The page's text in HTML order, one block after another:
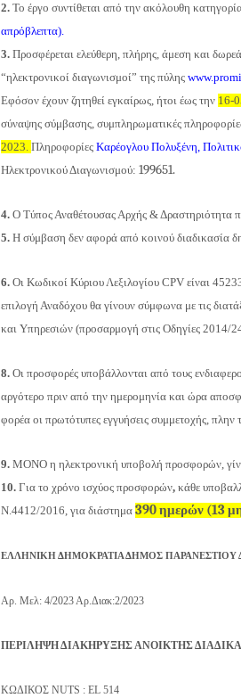
2.Το έργο συντίθεται από την ακόλουθη
απρόβλεπτα).
3.Προσφέρεται ελεύθερη, πλήρης, άμεση και
“ηλεκτρονικοί διαγωνισμοί” της πύλης
Εφόσον έχουν ζητηθεί εγκαίρως, ήτοι έως την 16-
σύναψης σύμβασης, συμπληρωματικές
2023.ΠληροφορίεςΚαρέογλου Πολυξένη,
Ηλεκτρονικού Διαγωνισμού:199651.
4.Ο Τύπος Αναθέτουσας Αρχής & Δραστηριότητα
5.Η σύμβαση δεν αφορά από κοινού διαδικασία
6.Oι Κωδικοί Κύριου Λεξιλογίου CPV είναι
επιλογή Αναδόχου θα γίνουν σύμφωνα με τις
και Υπηρεσιών (προσαρμογή στις Οδηγίες 2014/
8.Οι προσφορές υποβάλλονται από τους
αργότερο πριν από την ημερομηνία και ώρα
φορέα οι πρωτότυπες εγγυήσεις συμμετοχής,
9.ΜΟΝΟ η ηλεκτρονική υποβολή προσφορών,
10.Για το χρόνο ισχύος προσφορών,κάθε
Ν.4412/2016, για διάστημα390 ημερών (13
ΕΛΛΗΝΙΚΗ ΔΗΜΟΚΡΑΤΙΑ ΔΗΜΟΣ
Αρ. Μελ:4/2023Αρ.Διακ:2/2023
ΠΕΡΙΛΗΨΗ ΔΙΑΚΗΡΥΞΗΣ ΑΝΟΙΚΤΗΣ
ΚΩΔΙΚΟΣ ΝUTS : EL 514